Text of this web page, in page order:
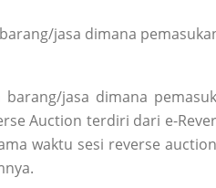
jasa dimana
barang/jasa dimana
Auction terdiri dari e-
waktu sesi reverse